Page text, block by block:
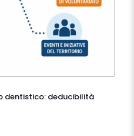
dentistico: deducibilità